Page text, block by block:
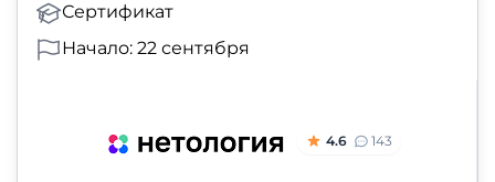
Сертификат
Начало: 22 сентября
4.6 143